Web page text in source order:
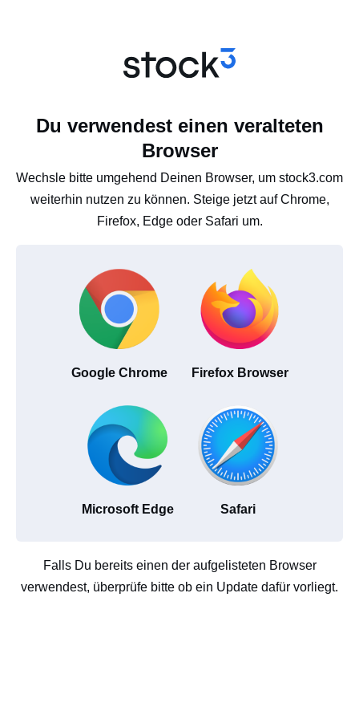
Du verwendest einen veralteten
Browser
Wechsle bitte umgehend Deinen Browser, um stock3.com
weiterhin nutzen zu können. Steige jetzt auf Chrome,
Firefox, Edge oder Safari um.
Google Chrome Firefox Browser
Microsoft Edge Safari
Falls Du bereits einen der aufgelisteten Browser
verwendest, überprüfe bitte ob ein Update dafür vorliegt.